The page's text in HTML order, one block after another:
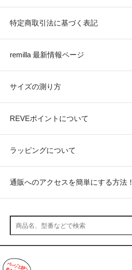
特定商取引法に基づく表記
remilla 最新情報ページ
サイズの測り方
REVEポイントについて
ラッピングについて
通販へのアクセスを簡単にする方法！